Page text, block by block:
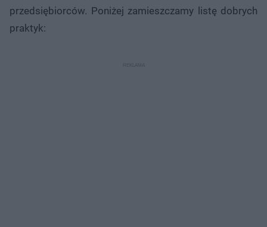
przedsiębiorców. Poniżej zamieszczamy listę dobrych
praktyk: